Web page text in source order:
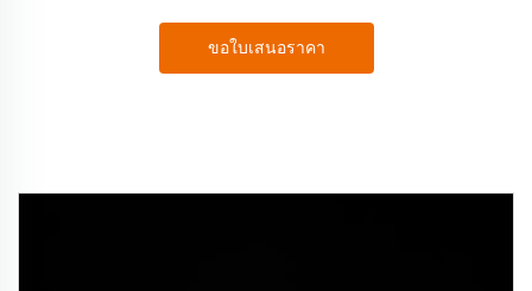
ขอใบเสนอราคา